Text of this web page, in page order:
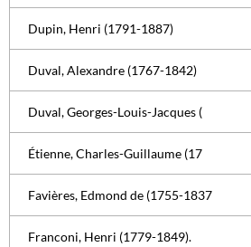
Dupin, Henri (1791-1887)
Duval, Alexandre (1767-1842)
Duval, Georges-Louis-Jacques (
Étienne, Charles-Guillaume (17
Favières, Edmond de (1755-1837
Franconi, Henri (1779-1849).